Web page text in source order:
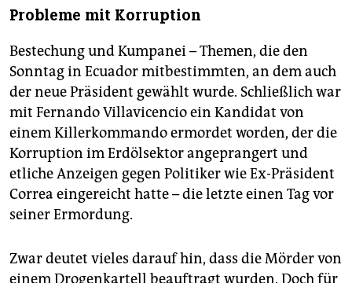
Probleme mit Korruption
Bestechung und Kumpanei – Themen, die den
Sonntag in Ecuador mitbestimmten, an dem auch
der neue Präsident gewählt wurde. Schließlich war
mit Fernando Villavicencio ein Kandidat von
einem Killerkommando ermordet worden, der die
Korruption im Erdölsektor angeprangert und
etliche Anzeigen gegen Politiker wie Ex-Präsident
Correa eingereicht hatte – die letzte einen Tag vor
seiner Ermordung.
Zwar deutet vieles darauf hin, dass die Mörder von
einem Drogenkartell beauftragt wurden. Doch für